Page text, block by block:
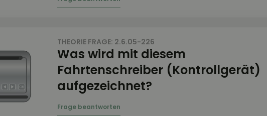
THEORIE FRAGE: 2.6.05-226
Was wird mit diesem
Fahrtenschreiber (Kontrollgerät)
aufgezeichnet?